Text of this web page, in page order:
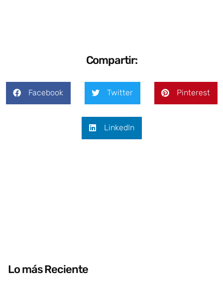
Compartir:
Facebook Twitter Pinterest
LinkedIn
Lo más Reciente